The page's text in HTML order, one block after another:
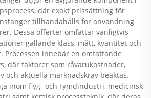
där exakt prissättning för
tillhandahålls för användning
Dessa offerter omfattar vanligtvis
gällande klass, mått, kvantitet och
Processen innebär en omfattande
där faktorer som råvarukostnader,
och aktuella marknadskrav beaktas.
inom flyg- och rymdindustri, medicinsk